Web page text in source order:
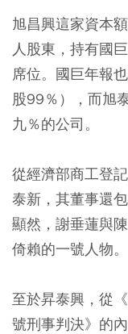
旭昌興這家資本
人股東，持有國
席位。國巨年報
股99％），而旭
九％的公司。
從經濟部商工登
泰新，其董事還
顯然，謝垂蓮與
倚賴的一號人物。
至於昇泰興，從
號刑事判決》的